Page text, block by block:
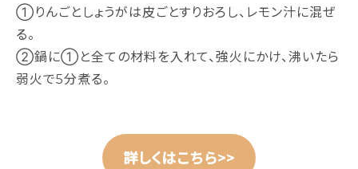
①りんごとしょうがは皮ごとすりおろし、レモン汁に混ぜ
る。
②鍋に①と全ての材料を入れて、強火にかけ、沸いたら
弱火で5分煮る。
詳しくはこちら>>